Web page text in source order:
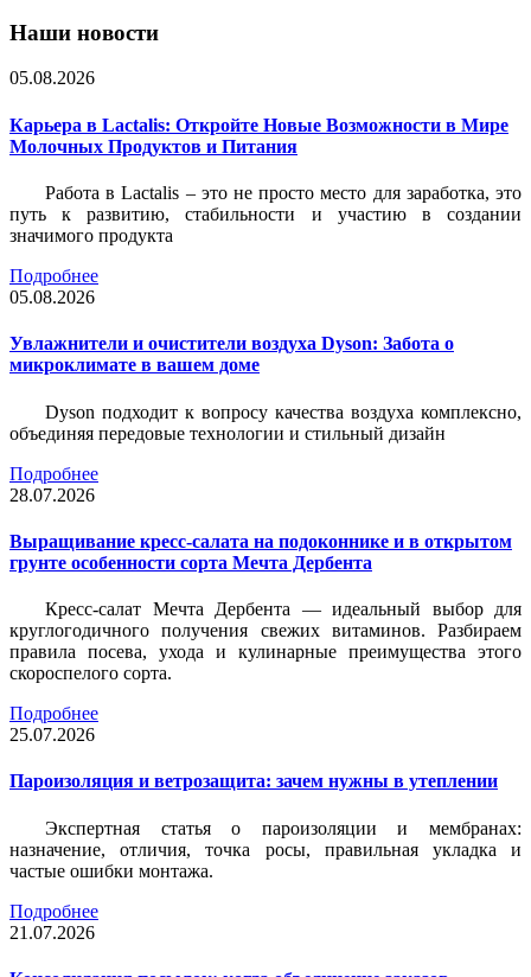
Наши новости
05.08.2026
Карьера в Lactalis: Откройте Новые Возможности в Мире
Молочных Продуктов и Питания
Работа в Lactalis – это не просто место для заработка, это
путь к развитию, стабильности и участию в создании
значимого продукта
Подробнее
05.08.2026
Увлажнители и очистители воздуха Dyson: Забота о
микроклимате в вашем доме
Dyson подходит к вопросу качества воздуха комплексно,
объединяя передовые технологии и стильный дизайн
Подробнее
28.07.2026
Выращивание кресс-салата на подоконнике и в открытом
грунте особенности сорта Мечта Дербента
Кресс-салат Мечта Дербента — идеальный выбор для
круглогодичного получения свежих витаминов. Разбираем
правила посева, ухода и кулинарные преимущества этого
скороспелого сорта.
Подробнее
25.07.2026
Пароизоляция и ветрозащита: зачем нужны в утеплении
Экспертная статья о пароизоляции и мембранах:
назначение, отличия, точка росы, правильная укладка и
частые ошибки монтажа.
Подробнее
21.07.2026